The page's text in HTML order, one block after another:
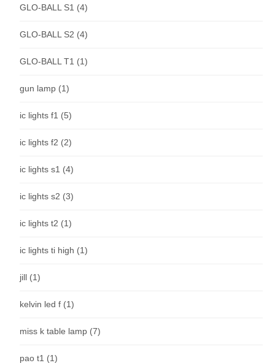
GLO-BALL S1 (4)
GLO-BALL S2 (4)
GLO-BALL T1 (1)
gun lamp (1)
ic lights f1 (5)
ic lights f2 (2)
ic lights s1 (4)
ic lights s2 (3)
ic lights t2 (1)
ic lights ti high (1)
jill (1)
kelvin led f (1)
miss k table lamp (7)
pao t1 (1)